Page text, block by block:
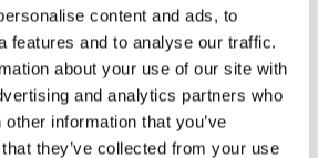
content and ads, to
features and to analyse our traffic.
about your use of our site with
and analytics partners who
information that you’ve
they’ve collected from your use